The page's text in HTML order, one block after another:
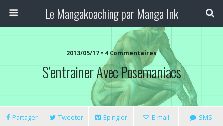
Le Mangakoaching par Manga Ink
2013/05/17 • 4 Commentaires
S’entrainer Avec Posemaniacs
Partager Tweeter Épingler E-mail SMS